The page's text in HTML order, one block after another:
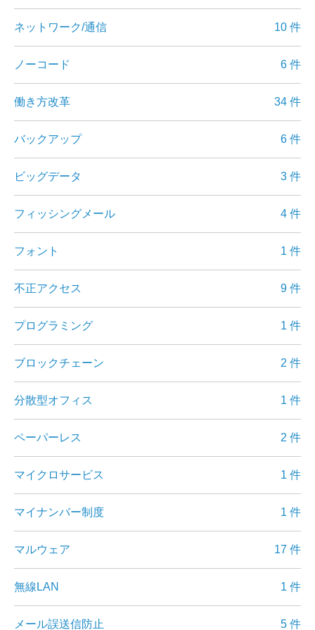
ネットワーク/通信 10 件
ノーコード 6 件
働き方改革 34 件
バックアップ 6 件
ビッグデータ 3 件
フィッシングメール 4 件
フォント 1 件
不正アクセス 9 件
プログラミング 1 件
ブロックチェーン 2 件
分散型オフィス 1 件
ペーパーレス 2 件
マイクロサービス 1 件
マイナンバー制度 1 件
マルウェア 17 件
無線LAN 1 件
メール誤送信防止 5 件